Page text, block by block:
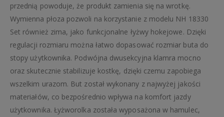
przednią powoduje, że produkt zamienia się na wrotkę.
Wymienna płoza pozwoli na korzystanie z modelu NH 18330
Set również zima, jako funkcjonalne łyżwy hokejowe. Dzięki
regulacji rozmiaru można łatwo dopasować rozmiar buta do
stopy użytkownika. Podwójna dwusekcyjna klamra mocno
oraz skutecznie stabilizuje kostkę, dzięki czemu zapobiega
wszelkim urazom. But został wykonany z najwyżej jakości
materiałów, co bezpośrednio wpływa na komfort jazdy
użytkownika. Łyżworolka została wyposażona w hamulec,